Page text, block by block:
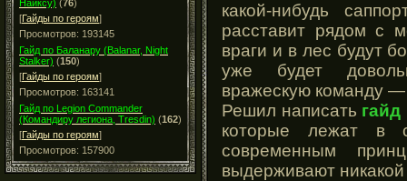
Найксу) (76)
[Гайды по героям]
Просмотров: 193145
Гайд по Баланару (Balanar, Night
Stalker) (150)
[Гайды по героям]
Просмотров: 163141
Гайд по Legion Commander
(Командиру легиона, Tresdin) (162)
[Гайды по героям]
Просмотров: 157900
какой-нибудь
расставит рядом с
враги и в лес будут
уже будет
вражескую команду —
Решил написать
которые лежат в
современным
выдерживают никакой